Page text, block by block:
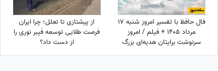
فال حافظ با تفسیر امروز شنبه 17
مرداد 1405 + فیلم / امروز
سرنوشت برایتان هدیه‌ای بزرگ
کنار گذاشته؛ شادی و موفقیت
از پیشتازی تا تعلل؛ چرا ایران
فرصت طلایی توسعه فیبر نوری را
از دست داد؟